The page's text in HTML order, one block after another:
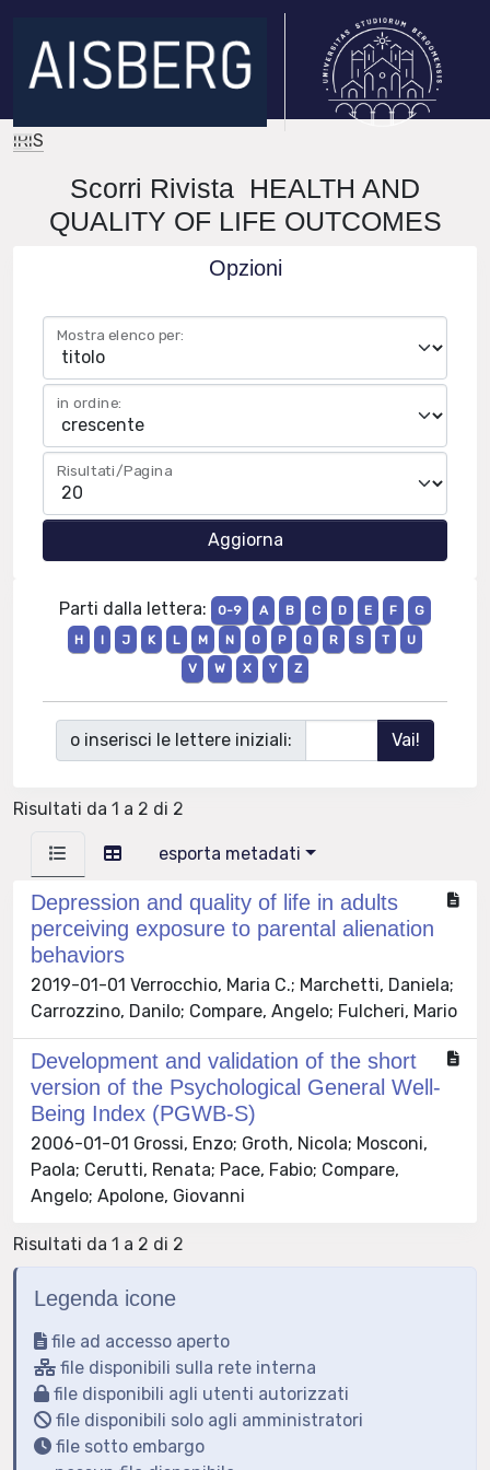
IRIS
Scorri Rivista HEALTH AND
QUALITY OF LIFE OUTCOMES
Opzioni
Mostra elenco per:
in ordine:
Risultati/Pagina
Parti dalla lettera: 0-9 A B C D E F
G
H
I J K L M N O P Q R S T
U
V
W X Y Z
o inserisci le lettere iniziali:
Risultati da 1 a 2 di 2
esporta metadati
Depression and quality of life in adults
perceiving exposure to parental alienation
behaviors
2019-01-01 Verrocchio, Maria C.; Marchetti, Daniela;
Carrozzino, Danilo; Compare, Angelo; Fulcheri, Mario
Development and validation of the short
version of the Psychological General Well-
Being Index (PGWB-S)
2006-01-01 Grossi, Enzo; Groth, Nicola; Mosconi,
Paola; Cerutti, Renata; Pace, Fabio; Compare,
Angelo; Apolone, Giovanni
Risultati da 1 a 2 di 2
Legenda icone
file ad accesso aperto
file disponibili sulla rete interna
file disponibili agli utenti autorizzati
file disponibili solo agli amministratori
file sotto embargo